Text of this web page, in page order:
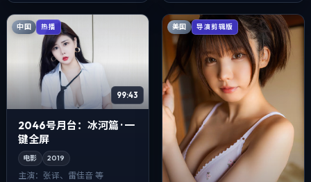
中国 热播
99:43
2046号月台：冰河篇 · 一
键全屏
电影 2019
主演： 张译、雷佳音 等
美国 导演剪辑版